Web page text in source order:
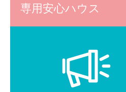
専用安心ハウス